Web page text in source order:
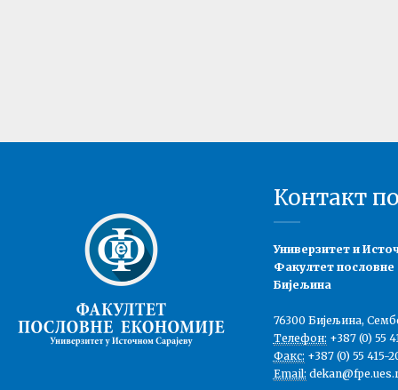
Контакт
Универзитет и
Факултет пословне
Бијељина
76300 Бијељина,
Телефон: +387 (0) 55
Факс: +387 (0) 55 415-
Email: